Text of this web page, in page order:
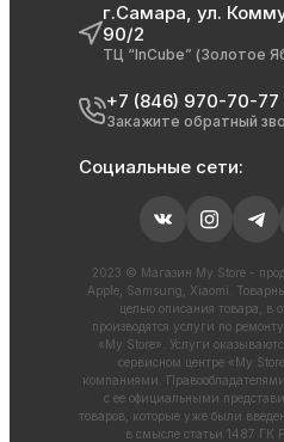
г.Самара, ул.
90/2
ТЦ “InCube” (Золотое
+7 (846) 970-70-77
Закажите обратный
Социальные сети:
2023 © Магазин My Store -
Apple, Samsung, Xiaomi.
целью описания товара, в
производятся услуги по
«My Store». Услуги
сервисном центре «My
компаниями.
с ее официальными
товаров, которые уже были
в смысле статьи 1487 ГК